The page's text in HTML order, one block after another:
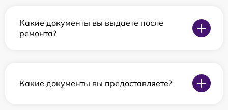
Какие документы вы выдаете после
ремонта?
Какие документы вы предоставляете?